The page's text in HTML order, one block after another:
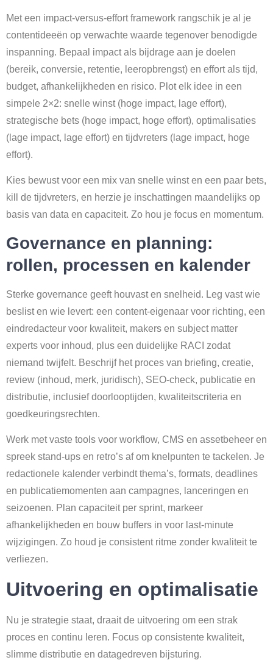
Met een impact-versus-effort framework rangschik je al je
contentideeën op verwachte waarde tegenover benodigde
inspanning. Bepaal impact als bijdrage aan je doelen
(bereik, conversie, retentie, leeropbrengst) en effort als tijd,
budget, afhankelijkheden en risico. Plot elk idee in een
simpele 2×2: snelle winst (hoge impact, lage effort),
strategische bets (hoge impact, hoge effort), optimalisaties
(lage impact, lage effort) en tijdvreters (lage impact, hoge
effort).
Kies bewust voor een mix van snelle winst en een paar bets,
kill de tijdvreters, en herzie je inschattingen maandelijks op
basis van data en capaciteit. Zo hou je focus en momentum.
Governance en planning:
rollen, processen en kalender
Sterke governance geeft houvast en snelheid. Leg vast wie
beslist en wie levert: een content-eigenaar voor richting, een
eindredacteur voor kwaliteit, makers en subject matter
experts voor inhoud, plus een duidelijke RACI zodat
niemand twijfelt. Beschrijf het proces van briefing, creatie,
review (inhoud, merk, juridisch), SEO-check, publicatie en
distributie, inclusief doorlooptijden, kwaliteitscriteria en
goedkeuringsrechten.
Werk met vaste tools voor workflow, CMS en assetbeheer en
spreek stand-ups en retro’s af om knelpunten te tackelen. Je
redactionele kalender verbindt thema’s, formats, deadlines
en publicatiemomenten aan campagnes, lanceringen en
seizoenen. Plan capaciteit per sprint, markeer
afhankelijkheden en bouw buffers in voor last-minute
wijzigingen. Zo houd je consistent ritme zonder kwaliteit te
verliezen.
Uitvoering en optimalisatie
Nu je strategie staat, draait de uitvoering om een strak
proces en continu leren. Focus op consistente kwaliteit,
slimme distributie en datagedreven bijsturing.